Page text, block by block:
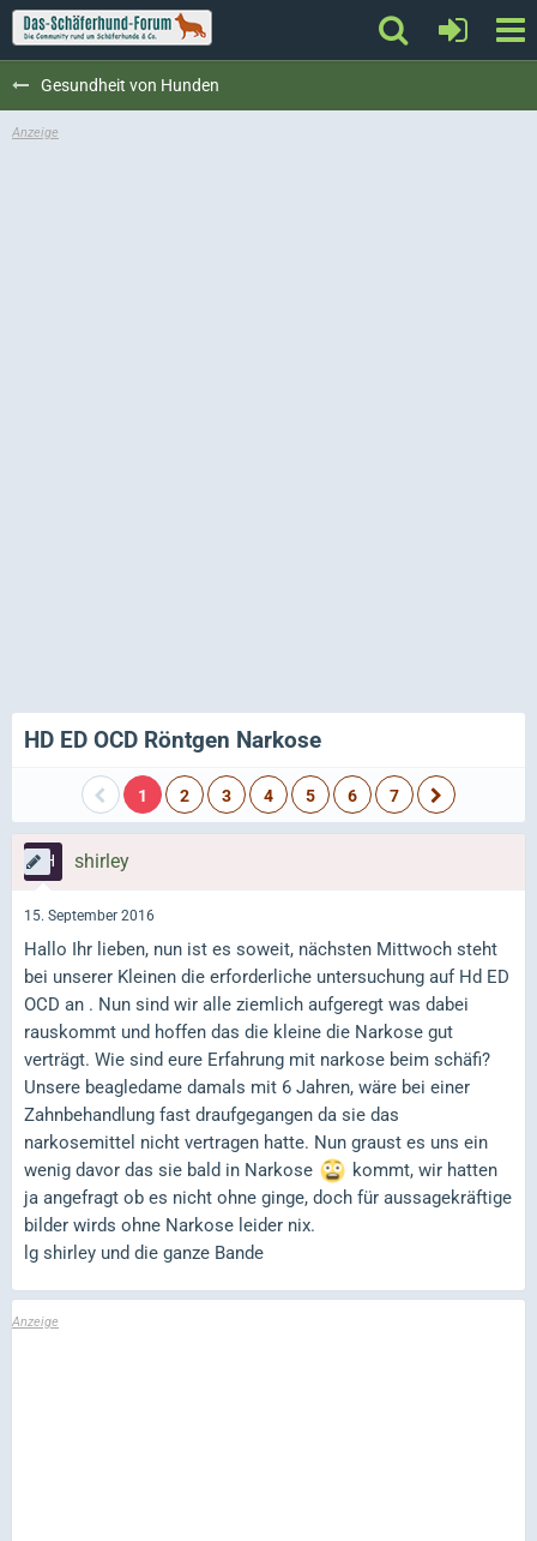
Gesundheit von Hunden
HD ED OCD Röntgen Narkose
1 2 3 4 5 6 7
shirley
15. September 2016
Hallo Ihr lieben, nun ist es soweit, nächsten Mittwoch steht
bei unserer Kleinen die erforderliche untersuchung auf Hd ED
OCD an . Nun sind wir alle ziemlich aufgeregt was dabei
rauskommt und hoffen das die kleine die Narkose gut
verträgt. Wie sind eure Erfahrung mit narkose beim schäfi?
Unsere beagledame damals mit 6 Jahren, wäre bei einer
Zahnbehandlung fast draufgegangen da sie das
narkosemittel nicht vertragen hatte. Nun graust es uns ein
wenig davor das sie bald in Narkose
kommt, wir hatten
ja angefragt ob es nicht ohne ginge, doch für aussagekräftige
bilder wirds ohne Narkose leider nix.
lg shirley und die ganze Bande